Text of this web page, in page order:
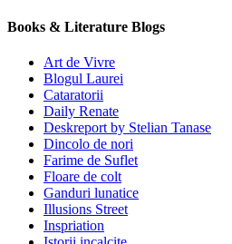
Books & Literature Blogs
Art de Vivre
Blogul Laurei
Cataratorii
Daily Renate
Deskreport by Stelian Tanase
Dincolo de nori
Farime de Suflet
Floare de colt
Ganduri lunatice
Illusions Street
Inspriation